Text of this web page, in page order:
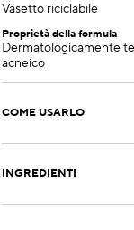
Vasetto riciclabile
Proprietà della formula
Dermatologicamente
acneico
COME USARLO
INGREDIENTI